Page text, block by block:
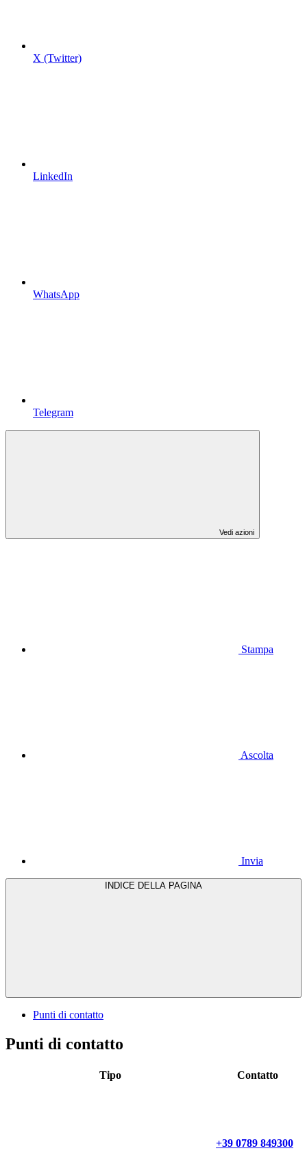
X (Twitter)
LinkedIn
WhatsApp
Telegram
Vedi azioni
Stampa
Ascolta
Invia
Punti di contatto
Punti di contatto
Tipo Contatto
+39 0789 849300